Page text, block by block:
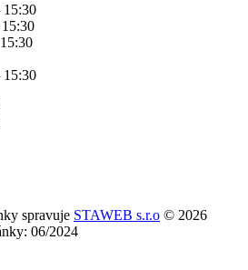
15:30
spravuje STAWEB s.r.o © 2026
06/2024